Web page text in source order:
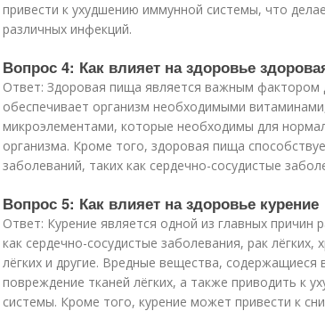
привести к ухудшению иммунной системы, что
различных инфекций.
Вопрос 4: Как влияет на здоровье
Ответ: Здоровая пища является важным фактором
обеспечивает организм необходимыми
микроэлементами, которые необходимы для
организма. Кроме того, здоровая пища
заболеваний, таких как сердечно-сосудистые
Вопрос 5: Как влияет на здоровье курение
Ответ: Курение является одной из главных причин
как сердечно-сосудистые заболевания, рак лёгких,
лёгких и другие. Вредные вещества, содержащиеся
повреждение тканей лёгких, а также приводить к
системы. Кроме того, курение может привести к